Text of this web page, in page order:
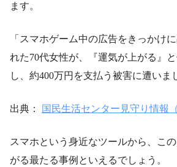
ます。
「スマホゲーム中の広告をきっかけ
れた70代女性が、『運気が上がる』
し、約400万円を支払う被害に遭いま
出典： 国民生活センター見守り情報（
スマホという身近なツールから、こ
がる最たる事例といえるでしょう。